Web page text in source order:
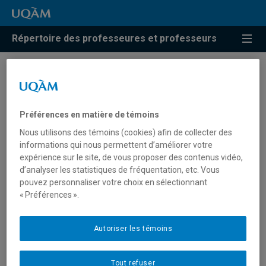
Répertoire des professeures et professeurs
Résultats de recherche pour
entreprises »
M'Zali, Bouchra
mzali.bouchra@uqam.ca
Préférences en matière de témoins
Nous utilisons des témoins (cookies) afin de collecter des
informations qui nous permettent d’améliorer votre
expérience sur le site, de vous proposer des contenus vidéo,
d’analyser les statistiques de fréquentation, etc. Vous
pouvez personnaliser votre choix en sélectionnant
« Préférences ».
Tout refuser
Autoriser les témoins